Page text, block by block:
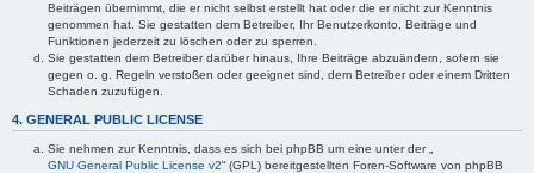
Beiträgen übernimmt, die er nicht selbst erstellt hat oder die er nicht zur Kenntnis
genommen hat. Sie gestatten dem Betreiber, Ihr Benutzerkonto, Beiträge und
Funktionen jederzeit zu löschen oder zu sperren.
Sie gestatten dem Betreiber darüber hinaus, Ihre Beiträge abzuändern, sofern sie
gegen o. g. Regeln verstoßen oder geeignet sind, dem Betreiber oder einem Dritten
Schaden zuzufügen.
4. GENERAL PUBLIC LICENSE
Sie nehmen zur Kenntnis, dass es sich bei phpBB um eine unter der „
GNU General Public License v2“ (GPL) bereitgestellten Foren-Software von phpBB